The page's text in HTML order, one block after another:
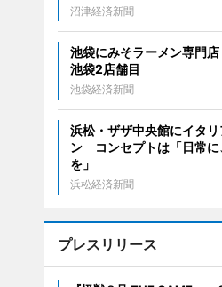
沼津経済新聞
池袋にみそラーメン専門
池袋2店舗目
池袋経済新聞
浜松・ザザ中央館にイタ
ン コンセプトは「日常に
を」
浜松経済新聞
プレスリリース